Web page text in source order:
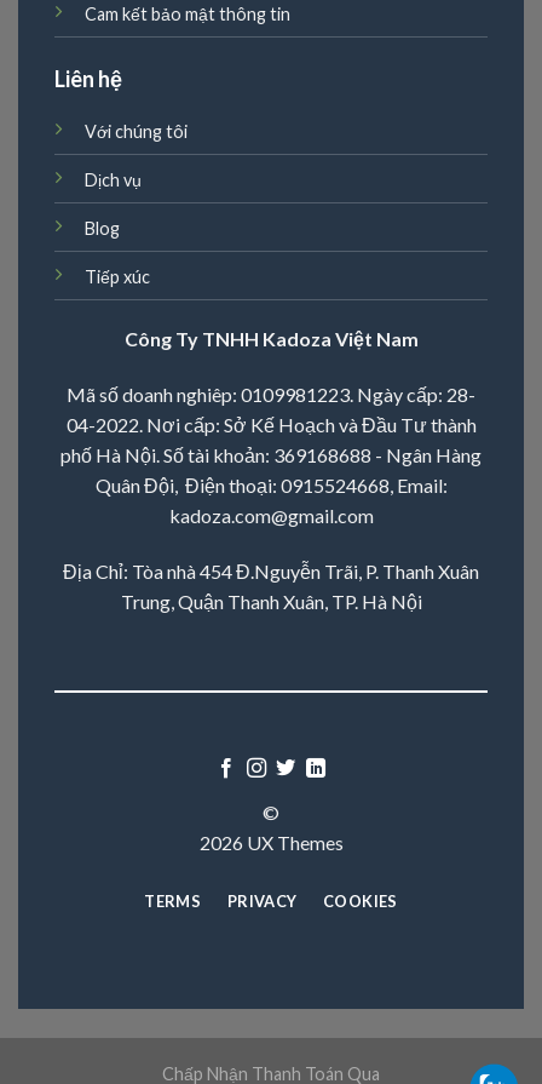
Cam kết bảo mật thông tin
Liên hệ
Với chúng tôi
Dịch vụ
Blog
Tiếp xúc
Công Ty TNHH Kadoza Việt Nam
Mã số doanh nghiêp: 0109981223. Ngày cấp: 28-
04-2022. Nơi cấp: Sở Kế Hoạch và Đầu Tư thành
phố Hà Nội. Số tài khoản: 369168688 - Ngân Hàng
Quân Đội, Điện thoại: 0915524668, Email:
kadoza.com@gmail.com
Địa Chỉ: Tòa nhà 454 Đ.Nguyễn Trãi, P. Thanh Xuân
Trung, Quận Thanh Xuân, TP. Hà Nội
©
2026 UX Themes
TERMS PRIVACY COOKIES
Chấp Nhận Thanh Toán Qua